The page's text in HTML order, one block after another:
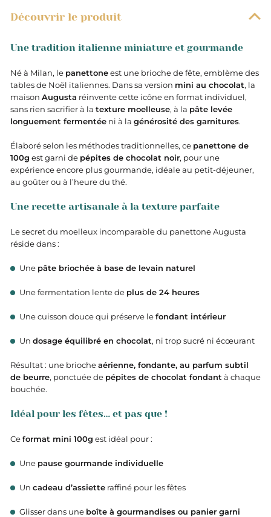
Découvrir le produit
Une tradition italienne miniature et gourmande
Né à Milan, le panettoneest une brioche de fête, emblème des
tables de Noël italiennes. Dans sa version mini au chocolat, la
maison Augusta réinvente cette icône en format individuel,
sans rien sacrifier à la texture moelleuse, à la pâte levée
longuement fermentée ni à la générosité des garnitures.
Élaboré selon les méthodes traditionnelles, ce panettone de
100g est garni de pépites de chocolat noir, pour une
expérience encore plus gourmande, idéale au petit-déjeuner,
au goûter ou à l’heure du thé.
Une recette artisanale à la texture parfaite
Le secret du moelleux incomparable du panettone Augusta
réside dans :
Une pâte briochée à base de levain naturel
Une fermentation lente de plus de 24 heures
Une cuisson douce qui préserve lefondant intérieur
Un dosage équilibré en chocolat, ni trop sucré ni écœurant
Résultat : une briocheaérienne, fondante, au parfum subtil
de beurre, ponctuée de pépites de chocolat fondant à chaque
bouchée.
Idéal pour les fêtes… et pas que !
Ceformat mini 100g est idéal pour :
Une pause gourmande individuelle
Un cadeau d’assiette raffiné pour les fêtes
Glisser dans une boîte à gourmandises ou panier garni